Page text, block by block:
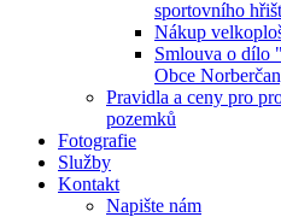
sportovního
Nákup
Smlouva o dílo
Obce
Pravidla a ceny pro
pozemků
Fotografie
Služby
Kontakt
Napište nám